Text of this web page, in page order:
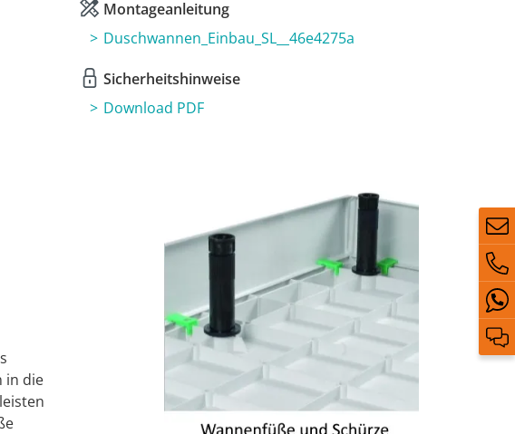
Montageanleitung
Duschwannen_Einbau_SL__46e4275a
Sicherheitshinweise
Download PDF
in die